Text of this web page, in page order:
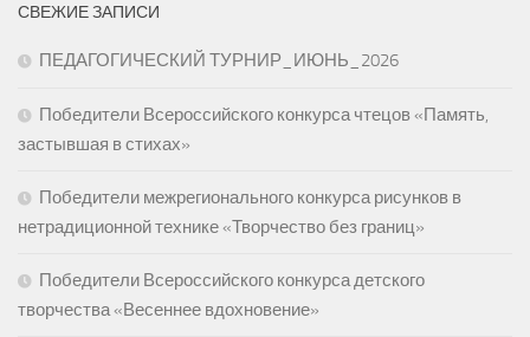
СВЕЖИЕ ЗАПИСИ
ПЕДАГОГИЧЕСКИЙ ТУРНИР_ИЮНЬ_2026
Победители Всероссийского конкурса чтецов «Память,
застывшая в стихах»
Победители межрегионального конкурса рисунков в
нетрадиционной технике «Творчество без границ»
Победители Всероссийского конкурса детского
творчества «Весеннее вдохновение»